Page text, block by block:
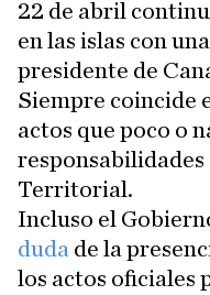
22 de abril
en las islas con
presidente de
Siempre coincide
actos que poco o
Territorial.
Incluso el
duda de la
los actos oficiales